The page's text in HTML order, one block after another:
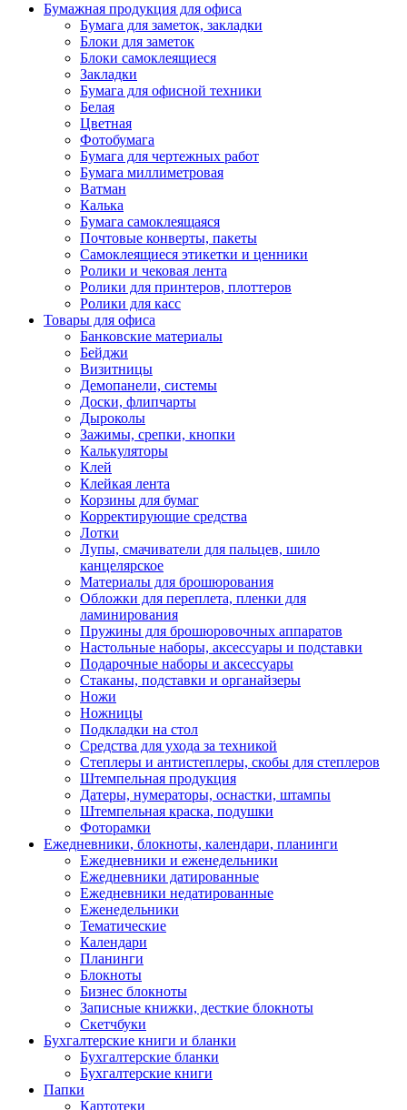
Бумажная продукция для офиса
Бумага для заметок, закладки
Блоки для заметок
Блоки самоклеящиеся
Закладки
Бумага для офисной техники
Белая
Цветная
Фотобумага
Бумага для чертежных работ
Бумага миллиметровая
Ватман
Калька
Бумага самоклеящаяся
Почтовые конверты, пакеты
Самоклеящиеся этикетки и ценники
Ролики и чековая лента
Ролики для принтеров, плоттеров
Ролики для касс
Товары для офиса
Банковские материалы
Бейджи
Визитницы
Демопанели, системы
Доски, флипчарты
Дыроколы
Зажимы, срепки, кнопки
Калькуляторы
Клей
Клейкая лента
Корзины для бумаг
Корректирующие средства
Лотки
Лупы, смачиватели для пальцев, шило
канцелярское
Материалы для брошюрования
Обложки для переплета, пленки для
ламинирования
Пружины для брошюровочных аппаратов
Настольные наборы, аксессуары и подставки
Подарочные наборы и аксессуары
Стаканы, подставки и органайзеры
Ножи
Ножницы
Подкладки на стол
Средства для ухода за техникой
Степлеры и антистеплеры, скобы для степлеров
Штемпельная продукция
Датеры, нумераторы, оснастки, штампы
Штемпельная краска, подушки
Фоторамки
Ежедневники, блокноты, календари, планинги
Ежедневники и еженедельники
Ежедневники датированные
Ежедневники недатированные
Еженедельники
Тематические
Календари
Планинги
Блокноты
Бизнес блокноты
Записные книжки, десткие блокноты
Скетчбуки
Бухгалтерские книги и бланки
Бухгалтерские бланки
Бухгалтерские книги
Папки
Картотеки